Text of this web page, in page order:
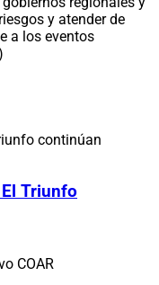
y atender de
a los eventos
Triunfo